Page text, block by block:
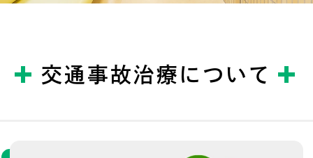
交通事故治療について